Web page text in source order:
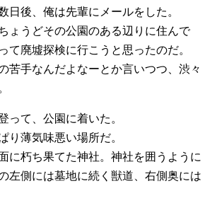
日後、俺は先輩にメールをした。
ょうどその公園のある辺りに住んで
て廃墟探検に行こうと思ったのだ。
苦手なんだよなーとか言いつつ、渋々
って、公園に着いた。
り薄気味悪い場所だ。
に朽ち果てた神社。神社を囲うように
左側には墓地に続く獣道、右側奥には